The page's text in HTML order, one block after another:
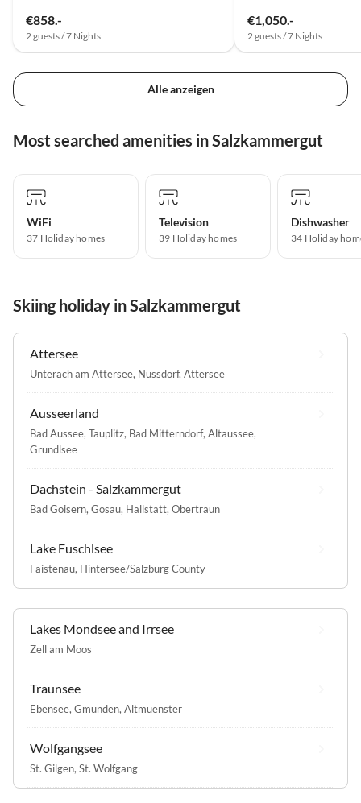
€858.-
2 guests / 7 Nights
€1,050.-
2 guests / 7 Nights
Alle anzeigen
Most searched amenities in Salzkammergut
WiFi
37 Holiday homes
Television
39 Holiday homes
Dishwasher
34 Holiday
Skiing holiday in Salzkammergut
Attersee
Unterach am Attersee, Nussdorf, Attersee
Ausseerland
Bad Aussee, Tauplitz, Bad Mitterndorf, Altaussee,
Grundlsee
Dachstein - Salzkammergut
Bad Goisern, Gosau, Hallstatt, Obertraun
Lake Fuschlsee
Faistenau, Hintersee/Salzburg County
Lakes Mondsee and Irrsee
Zell am Moos
Traunsee
Ebensee, Gmunden, Altmuenster
Wolfgangsee
St. Gilgen, St. Wolfgang